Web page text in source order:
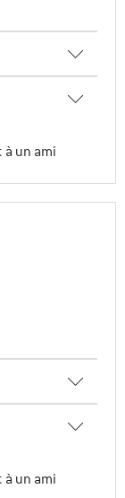
à un ami
à un ami